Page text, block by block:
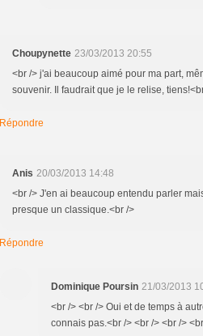
Choupynette 23/03/2013 20:55
<br /> j'ai beaucoup aimé pour ma part,
souvenir. Il faudrait que je le relise,
Répondre
Anis 20/03/2013 14:48
<br /> J'en ai beaucoup entendu parler
presque un classique.<br />
Répondre
Dominique Poursin 21/03/2013
<br /> <br /> Oui et de temps à
connais pas.<br /> <br /> <br />